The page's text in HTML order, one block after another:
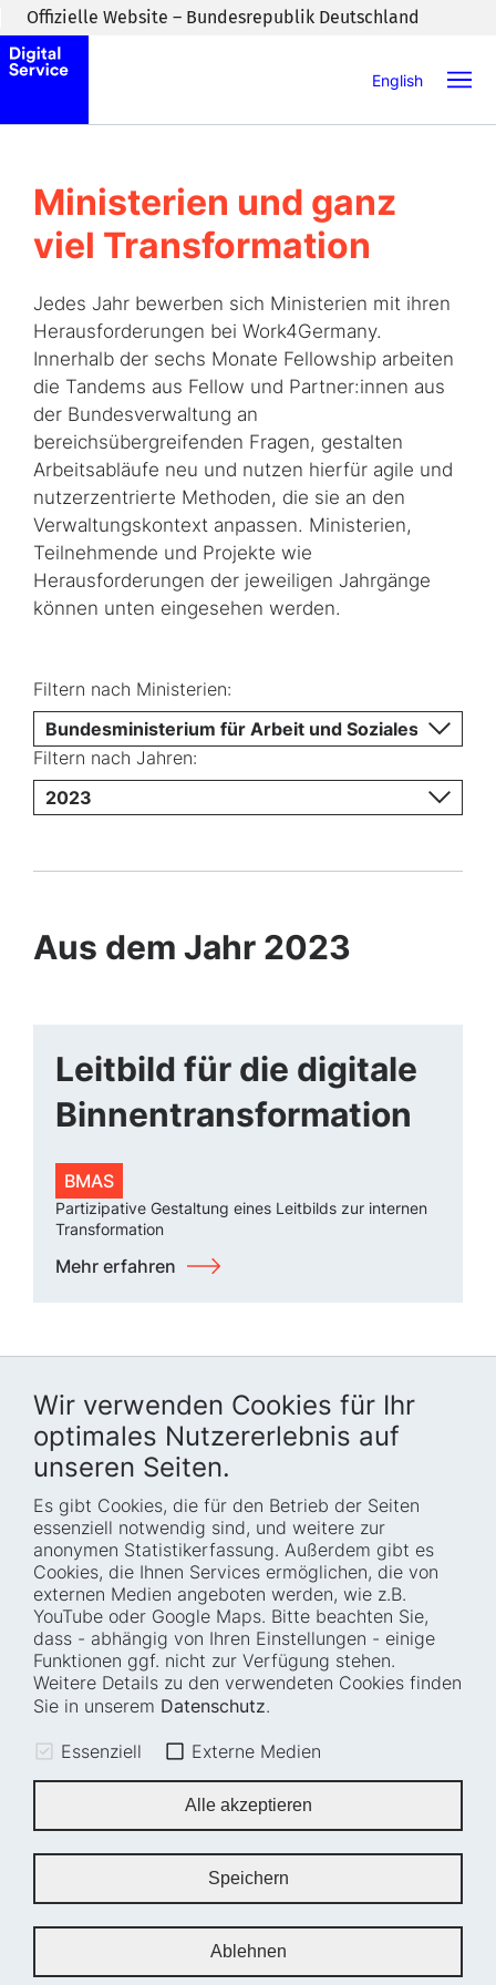
Wir verwenden Cookies für Ihr
optimales Nutzererlebnis auf
unseren Seiten.
Es gibt Cookies, die für den Betrieb der Seiten
essenziell notwendig sind, und weitere zur
anonymen Statistikerfassung. Außerdem gibt es
Cookies, die Ihnen Services ermöglichen, die von
externen Medien angeboten werden, wie z.B.
YouTube oder Google Maps. Bitte beachten Sie,
dass - abhängig von Ihren Einstellungen - einige
Funktionen ggf. nicht zur Verfügung stehen.
Weitere Details zu den verwendeten Cookies finden
Sie in unserem Datenschutz.
Essenziell Externe Medien
Alle akzeptieren
Speichern
Ablehnen
Zum Inhaltsbereich wechseln
Offizielle Website – Bundesrepublik Deutschland
English
Ministerien und ganz
viel Transformation
Jedes Jahr bewerben sich Ministerien mit ihren
Herausforderungen bei Work4Germany.
Innerhalb der sechs Monate Fellowship arbeiten
die Tandems aus Fellow und Partner:innen aus
der Bundesverwaltung an
bereichsübergreifenden Fragen, gestalten
Arbeitsabläufe neu und nutzen hierfür agile und
nutzerzentrierte Methoden, die sie an den
Verwaltungskontext anpassen. Ministerien,
Teilnehmende und Projekte wie
Herausforderungen der jeweiligen Jahrgänge
können unten eingesehen werden.
Filtern nach Ministerien:
Bundesministerium für Arbeit und Soziales
Filtern nach Jahren:
2023
Aus dem Jahr 2023
Leitbild für die digitale
Binnentransformation
BMAS
Partizipative Gestaltung eines Leitbilds zur internen
Transformation
Mehr erfahren
Startseite
Wer wir sind
Wie wir arbeiten
Projekte
Fellowships
Karriere
Blog
Presse
Termine
Barrierefreiheit
Transparenz
Glossar
Anfahrt und
Leichte Sprache
Gebärdensprache
Impressum
Sitemap
Cookie-Einstellungen